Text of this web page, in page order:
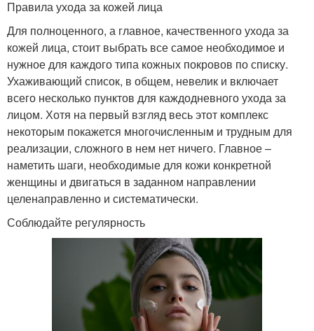
Правила ухода за кожей лица
Для полноценного, а главное, качественного ухода за
кожей лица, стоит выбрать все самое необходимое и
нужное для каждого типа кожных покровов по списку.
Ухаживающий список, в общем, невелик и включает
всего несколько пунктов для каждодневного ухода за
лицом. Хотя на первый взгляд весь этот комплекс
некоторым покажется многочисленным и трудным для
реализации, сложного в нем нет ничего. Главное –
наметить шаги, необходимые для кожи конкретной
женщины и двигаться в заданном направлении
целенаправленно и систематически.
Соблюдайте регулярность